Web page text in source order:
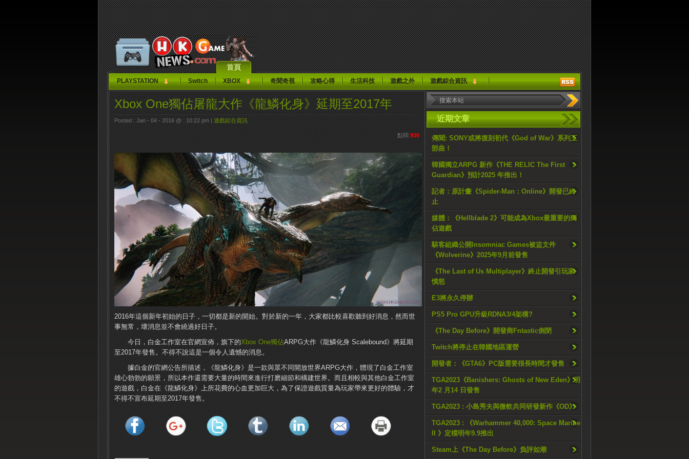
首頁
PLAYSTATION Switch XBOX 奇聞奇視 攻略心得 生活科技 遊戲之外 遊戲綜合資訊
近期文章
傳聞: SONY或將復刻初代《God of War》系列三
部曲！
韓國獨立ARPG 新作《THE RELIC The First
Guardian》預計2025 年推出！
記者：原計畫《Spider-Man：Online》開發已終
止
媒體：《Hellblade 2》可能成為Xbox最重要的獨
佔遊戲
駭客組織公開Insomniac Games被盜文件
《Wolverine》2025年9月前發售
《The Last of Us Multiplayer》終止開發引玩家
憤怒
E3將永久停辦
PS5 Pro GPU升級RDNA3/4架構?
《The Day Before》開發商Fntastic倒閉
Twitch將停止在韓國地區運營
開發者：《GTA6》PC版需要很長時間才發售
TGA2023《Banishers: Ghosts of New Eden》明
年2 月14 日發售
TGA2023 : 小島秀夫與微軟共同研發新作《OD》
TGA2023 : 《Warhammer 40,000: Space Marine
II 》定檔明年9.9推出
Steam上《The Day Before》負評如潮
Xbox One獨佔屠龍大作《龍鱗化身》延期至2017年
Posted : Jan - 04 - 2016 @ : 10:22 pm | 遊戲綜合資訊
點閱 930
2016年這個新年初始的日子，一切都是新的開始。對於新的一年，大家都比較喜歡聽到好消息，然而世
事無常，壞消息並不會繞過好日子。
今日，白金工作室在官網宣佈，旗下的Xbox One獨佔ARPG大作《龍鱗化身 Scalebound》將延期
至2017年發售。不得不說這是一個令人遺憾的消息。
據白金的官網公告所描述，《龍鱗化身》是一款與眾不同開放世界ARPG大作，體現了白金工作室
雄心勃勃的願景，所以本作還需要大量的時間來進行打磨細節和構建世界。而且相較與其他白金工作室
的遊戲，白金在《龍鱗化身》上所花費的心血更加巨大，為了保證遊戲質量為玩家帶來更好的體驗，才
不得不宣布延期至2017年發售。